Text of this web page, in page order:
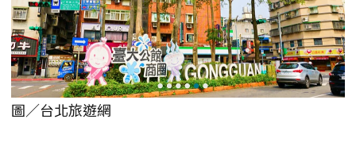
圖／台北旅遊網